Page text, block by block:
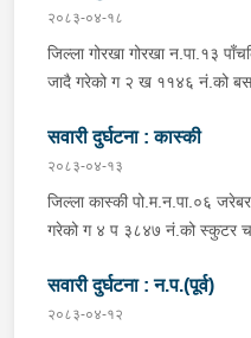
२०८३-०४-१८
जिल्ला गोरखा गोरखा न.पा.१३
जादै गरेको ग २ ख ११४६ नं.को बस र
जिल्ला गोरखा सहिदलखन गा.पा.१
सवार वर्ष २७ को शंकर बिश्वकर्मा,
विश्वकर्मा, बस चालक जिल्ला
मिलन गुरुङ. गोरखा न.पा.१३
पठाएको ।
सवारी दुर्घटना : कास्की
२०८३-०४-१३
जिल्ला कास्की पो.म.न.पा.०६
गरेको ग ४ प ३८४७ नं.को स्कुटर
अर्चलबोट बस्ने बर्ष २४ कि शान्ति
अस्पताल पठाइएको ।
सवारी दुर्घटना : न.प.(पूर्व)
२०८३-०४-१२